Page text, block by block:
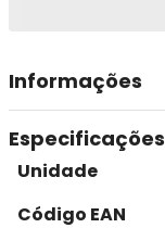
Informações
Especificações
Unidade
Código EAN